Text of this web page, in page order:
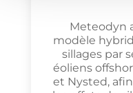
Meteodyn
modèle
sillages par
éoliens
et Nysted,